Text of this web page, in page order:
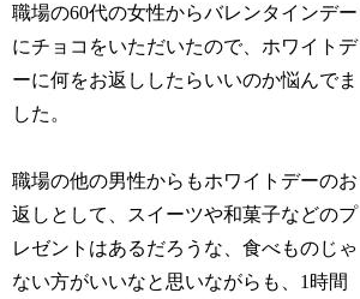
職場の60代の女性からバレンタインデー
にチョコをいただいたので、ホワイトデ
ーに何をお返ししたらいいのか悩んでま
した。
職場の他の男性からもホワイトデーのお
返しとして、スイーツや和菓子などのプ
レゼントはあるだろうな、食べものじゃ
ない方がいいなと思いながらも、1時間